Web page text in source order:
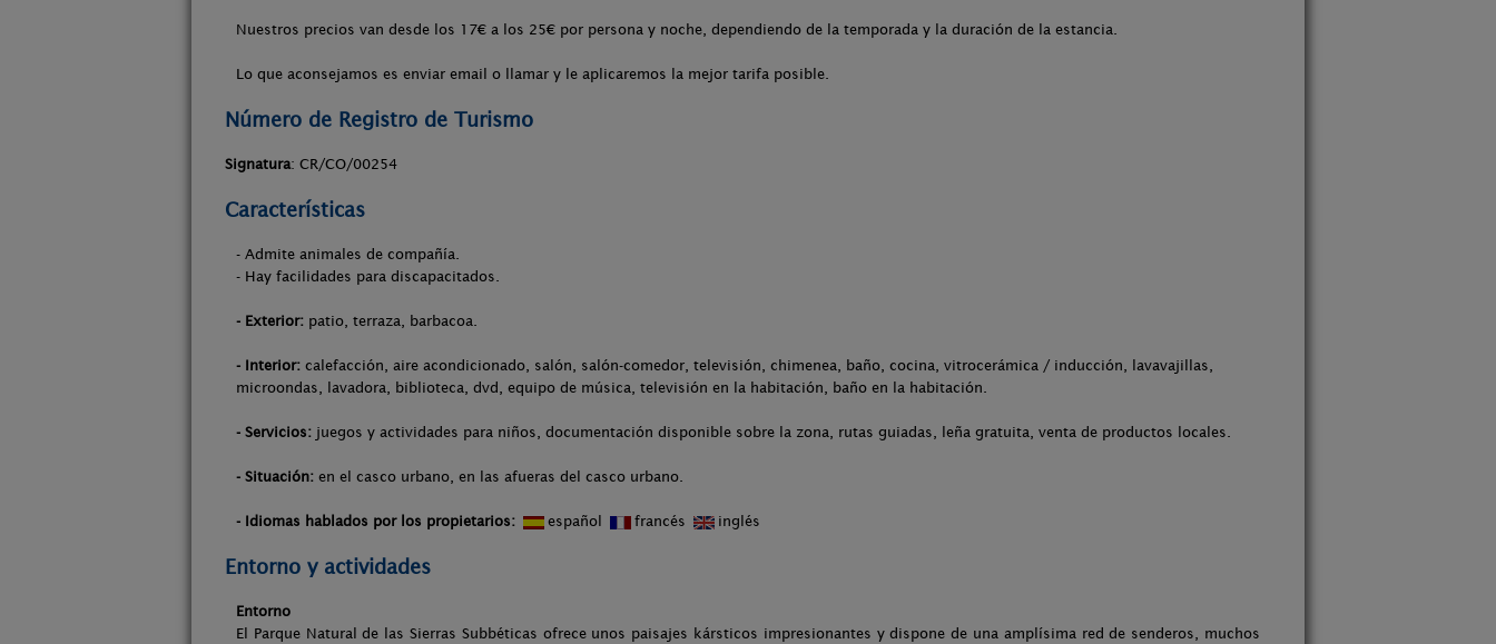
Nuestros precios van desde los 17€ a los 25€ por persona y noche, dependiendo de la temporada y la duración de la estancia.
Lo que aconsejamos es enviar email o llamar y le aplicaremos la mejor tarifa posible.
Número de Registro de Turismo
Signatura: CR/CO/00254
Características
- Admite animales de compañía.
- Hay facilidades para discapacitados.
- Exterior: patio, terraza, barbacoa.
- Interior: calefacción, aire acondicionado, salón, salón-comedor, televisión, chimenea, baño, cocina, vitrocerámica / inducción, lavavajillas,
microondas, lavadora, biblioteca, dvd, equipo de música, televisión en la habitación, baño en la habitación.
- Servicios: juegos y actividades para niños, documentación disponible sobre la zona, rutas guiadas, leña gratuita, venta de productos locales.
- Situación: en el casco urbano, en las afueras del casco urbano.
- Idiomas hablados por los propietarios: español francés inglés
Entorno y actividades
Entorno
El Parque Natural de las Sierras Subbéticas ofrece unos paisajes kársticos impresionantes y dispone de una amplísima red de senderos, muchos